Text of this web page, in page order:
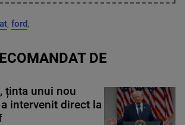
, ford,
DE
ținta unui nou
intervenit direct la